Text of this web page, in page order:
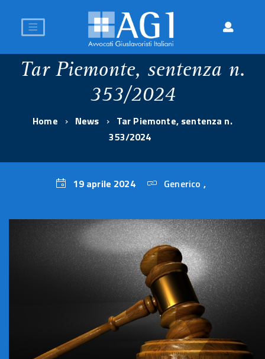
Tar Piemonte, sentenza n.
353/2024
Home News
Tar Piemonte, sentenza n.
353/2024
19 aprile 2024
2024
Generico ,